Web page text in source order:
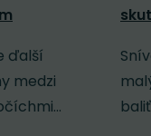
ďalší
medzi